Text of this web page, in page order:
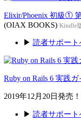
Elixir/Phoenix 初級①
(OIAX BOOKS) Kindle
▶ 読者サポート
Ruby on Rails 6 実践ガ
2019年12月20日発売
▶ 読者サポート